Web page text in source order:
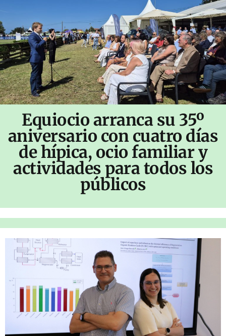
Equiocio arranca su 35º
aniversario con cuatro días
de hípica, ocio familiar y
actividades para todos los
públicos